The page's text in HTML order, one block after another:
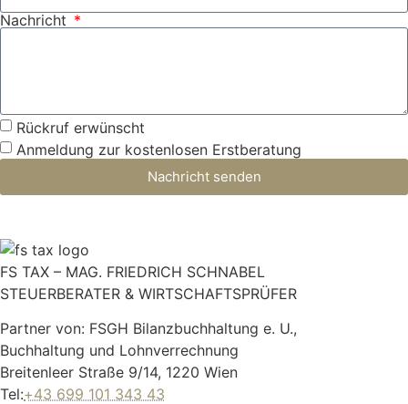
Nachricht
Rückruf erwünscht
Anmeldung zur kostenlosen Erstberatung
Nachricht senden
FS TAX – MAG. FRIEDRICH SCHNABEL
STEUERBERATER & WIRTSCHAFTSPRÜFER
Partner von: FSGH Bilanzbuchhaltung e. U.,
Buchhaltung und Lohnverrechnung
Breitenleer Straße 9/14, 1220 Wien
Tel:+43 699 101 343 43